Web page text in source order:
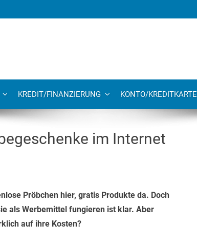
KREDIT/FINANZIERUNG KONTO/KREDITKARTE
im Internet
Pröbchen hier, gratis Produkte da. Doch
als Werbemittel fungieren ist klar. Aber
auf ihre Kosten?